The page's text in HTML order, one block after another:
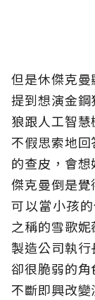
但是休傑克
提到想演金
狼跟人工智
不假思索地
的查皮，會
傑克曼倒是
可以當小孩
之稱的雪歌
製造公司執
卻很脆弱的
不斷即興改